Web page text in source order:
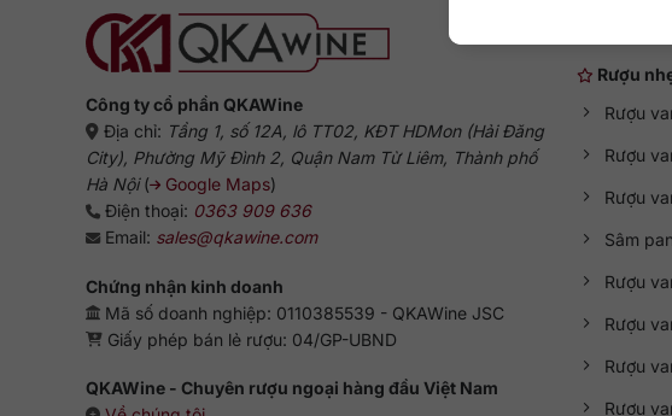
Công ty cổ phần QKAWine
Địa chỉ: Tầng 1, số 12A, lô TT02, KĐT HDMon (Hải Đăng
City), Phường Mỹ Đình 2, Quận Nam Từ Liêm, Thành phố
Hà Nội( Google Maps)
Điện thoại: 0363 909 636
Email: sales@qkawine.com
Chứng nhận kinh doanh
Mã số doanh nghiệp: 0110385539 - QKAWine JSC
Giấy phép bán lẻ rượu: 04/GP-UBND
QKAWine - Chuyên rượu ngoại hàng đầu Việt Nam
Rượu
Rượu
Rượu
Rượu
Sâm
Rượu
Rượu
Rượu
Rượu